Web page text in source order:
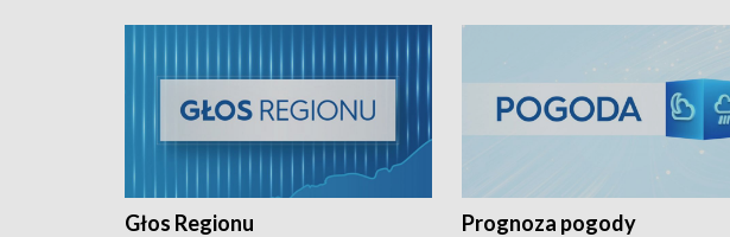
Głos Regionu Prognoza pogody